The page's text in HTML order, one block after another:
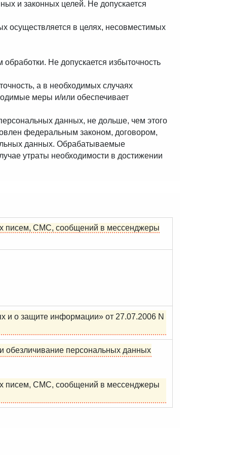
и законных целей. Не допускается
осуществляется в целях, несовместимых
Не допускается избыточность
а в необходимых случаях
меры и/или обеспечивает
данных, не дольше, чем этого
федеральным законом, договором,
данных. Обрабатываемые
утраты необходимости в достижении
писем, СМС, сообщений в мессенджеры
и о защите информации» от 27.07.2006 N
обезличивание персональных данных
писем, СМС, сообщений в мессенджеры